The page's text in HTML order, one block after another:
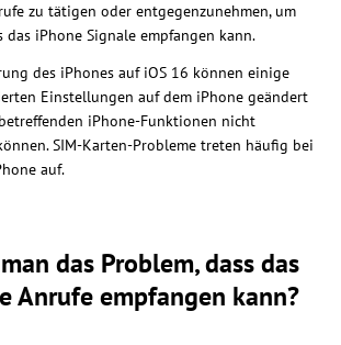
zu tätigen oder entgegenzunehmen, um
das iPhone Signale empfangen kann.
des iPhones auf iOS 16 können einige
Einstellungen auf dem iPhone geändert
iPhone-Funktionen nicht
SIM-Karten-Probleme treten häufig bei
auf.
das Problem, dass das
Anrufe empfangen kann?